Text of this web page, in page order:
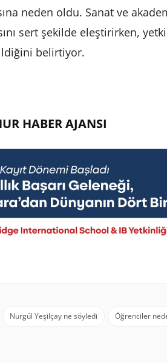
neden oldu. Sanat ve
sert şekilde eleştirirken,
belirtiyor.
HABER AJANSI
Nurgül Yeşilçay ne söyledi Öğrenciler